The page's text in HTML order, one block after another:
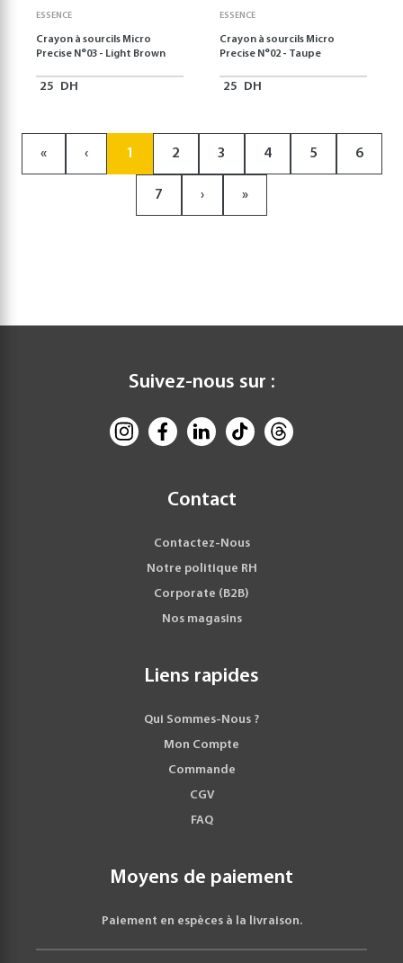
ESSENCE
Crayon à sourcils Micro
Precise N°03 - Light Brown
25 DH
ESSENCE
Crayon à sourcils Micro
Precise N°02 - Taupe
25 DH
« ‹ 1 2 3 4 5 6
7 › »
Suivez-nous sur :
Contact
Contactez-Nous
Notre politique RH
Corporate (B2B)
Nos magasins
Liens rapides
Qui Sommes-Nous ?
Mon Compte
Commande
CGV
FAQ
Moyens de paiement
Paiement en espèces à la livraison.